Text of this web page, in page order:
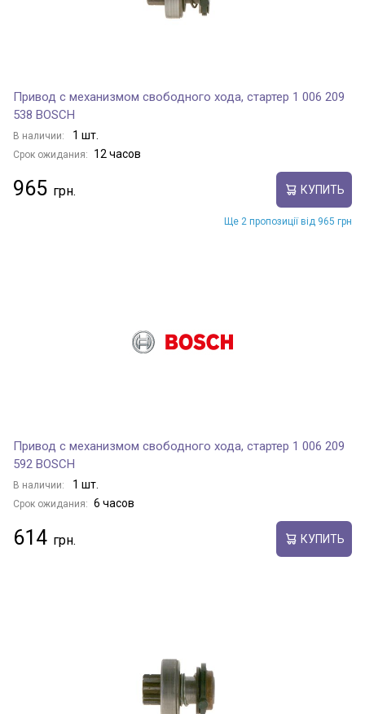
Привод с механизмом свободного хода, стартер 1 006 209
538 BOSCH
В наличии: 1 шт.
Срок ожидания: 12 часов
965 КУПИТЬ
Ще 2 пропозиції від 965 грн
Привод с механизмом свободного хода, стартер 1 006 209
592 BOSCH
В наличии: 1 шт.
Срок ожидания: 6 часов
614 КУПИТЬ